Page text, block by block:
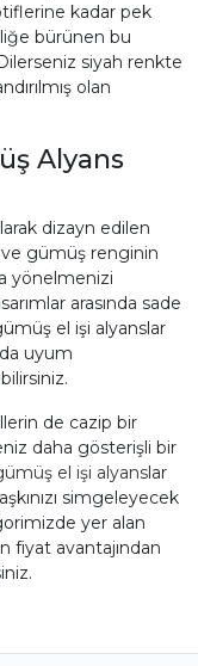
kadar pek
bürünen bu
siyah renkte
olan
Alyans
dizayn edilen
ve gümüş renginin
yönelmenizi
arasında sade
el işi alyanslar
uyum
de cazip bir
daha gösterişli bir
el işi alyanslar
simgeleyecek
yer alan
fiyat avantajından